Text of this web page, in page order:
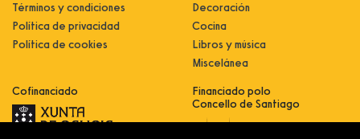
Términos y condiciones
Política de privacidad
Política de cookies
Decoración
Cocina
Libros y música
Miscelánea
Cofinanciado
Financiado polo
Concello de Santiago